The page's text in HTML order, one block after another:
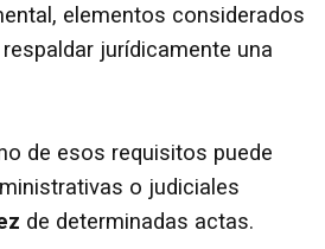
elementos considerados
jurídicamente una
de esos requisitos puede
o judiciales
de determinadas actas.